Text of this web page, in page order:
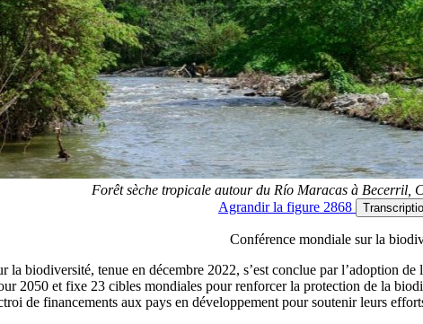
Forêt sèche tropicale autour du Río Maracas à Becerril,
Agrandirla figure 2868
Conférence mondiale sur la
la biodiversité, tenue en décembre 2022, s’est conclue par l’adoption
2050 et fixe 23 cibles mondiales pour renforcer la protection de la
de financements aux pays en développement pour soutenir leurs